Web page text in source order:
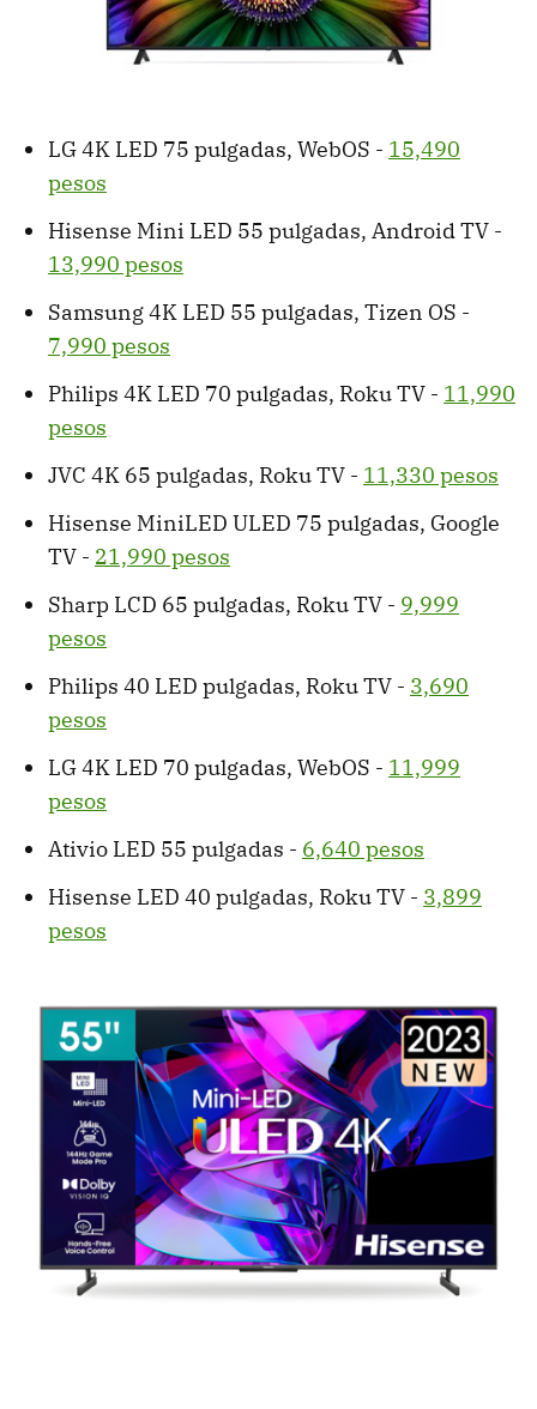
LG 4K LED 75 pulgadas, WebOS - 15,490
pesos
Hisense Mini LED 55 pulgadas, Android TV -
13,990 pesos
Samsung 4K LED 55 pulgadas, Tizen OS -
7,990 pesos
Philips 4K LED 70 pulgadas, Roku TV - 11,990
pesos
JVC 4K 65 pulgadas, Roku TV - 11,330 pesos
Hisense MiniLED ULED 75 pulgadas, Google
TV - 21,990 pesos
Sharp LCD 65 pulgadas, Roku TV - 9,999
pesos
Philips 40 LED pulgadas, Roku TV - 3,690
pesos
LG 4K LED 70 pulgadas, WebOS - 11,999
pesos
Ativio LED 55 pulgadas - 6,640 pesos
Hisense LED 40 pulgadas, Roku TV - 3,899
pesos